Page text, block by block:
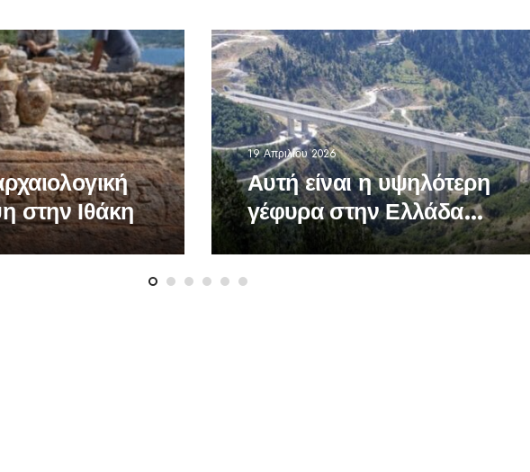
στην Ιθάκη
19 Απριλίου 2026
Αυτή είναι η υψηλότερη
γέφυρα στην Ελλάδα
-Σε ποια περιοχή